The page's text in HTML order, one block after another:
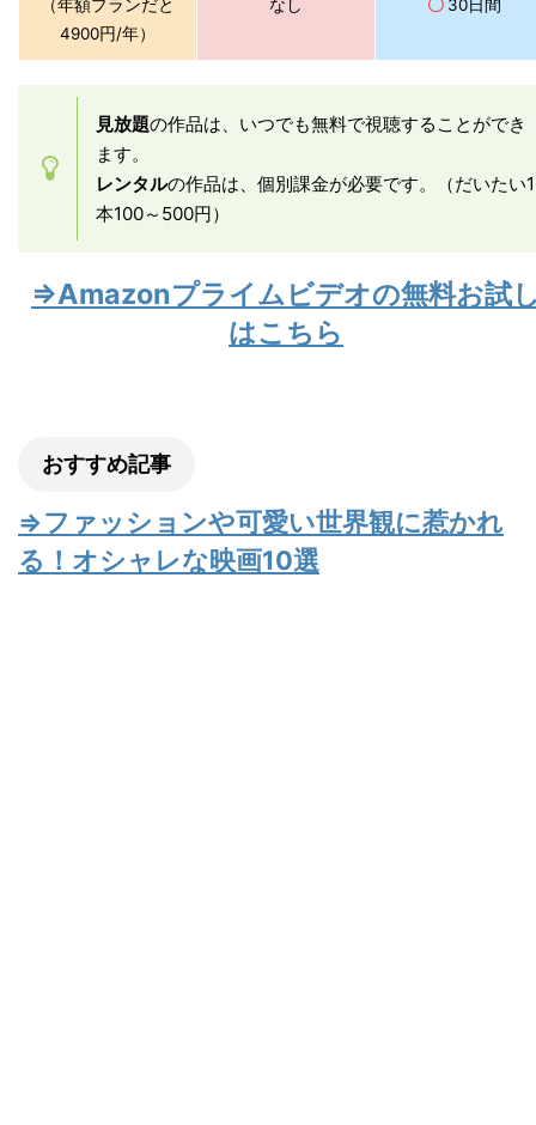
（年額プランだと
4900円/年）
なし 〇 30日間
見放題の作品は、いつでも無料で視聴することができ
ます。
レンタルの作品は、個別課金が必要です。（だいたい1
本100～500円）
⇒Amazonプライムビデオの無料お試
はこちら
おすすめ記事
⇒ファッションや可愛い世界観に惹かれ
る！オシャレな映画10選